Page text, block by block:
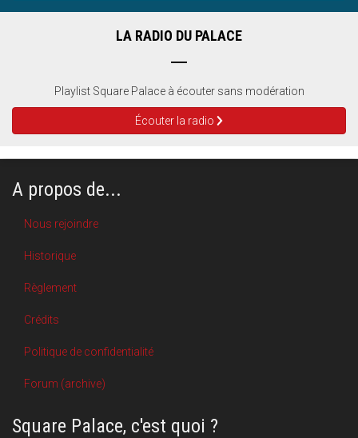
LA RADIO DU PALACE
Playlist Square Palace à écouter sans modération
Écouter la radio
A propos de...
Nous rejoindre
Historique
Règlement
Crédits
Politique de confidentialité
Forum (archive)
Square Palace, c'est quoi ?